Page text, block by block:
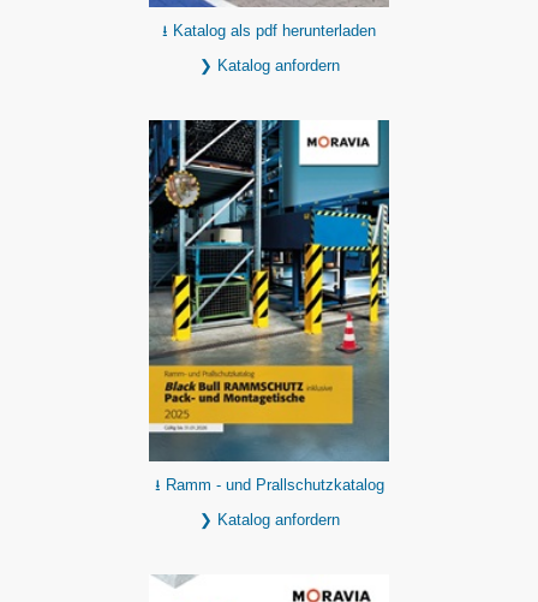
⭳ Katalog als pdf herunterladen
❯ Katalog anfordern
⭳ Ramm - und Prallschutzkatalog
❯ Katalog anfordern